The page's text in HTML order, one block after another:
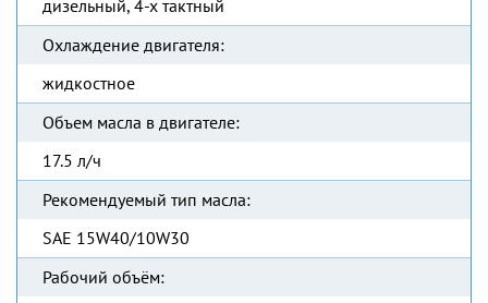
дизельный, 4-х тактный
Охлаждение двигателя:
жидкостное
Объем масла в двигателе:
17.5 л/ч
Рекомендуемый тип масла:
SAE 15W40/10W30
Рабочий объём: